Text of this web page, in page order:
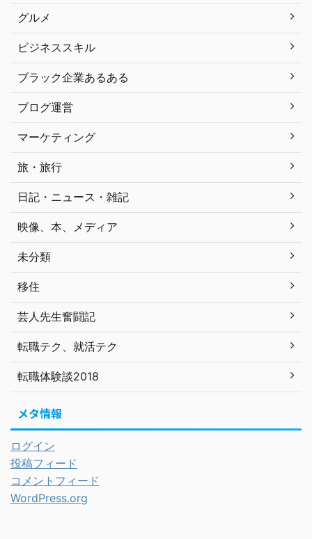
グルメ
ビジネススキル
ブラック企業あるある
ブログ運営
マーケティング
旅・旅行
日記・ニュース・雑記
映像、本、メディア
未分類
移住
芸人先生奮闘記
転職テク、就活テク
転職体験談2018
メタ情報
ログイン
投稿フィード
コメントフィード
WordPress.org